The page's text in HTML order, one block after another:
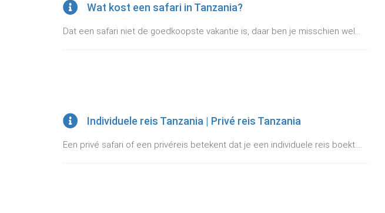
Wat kost een safari in Tanzania?
Dat een safari niet de goedkoopste vakantie is, daar ben je misschien wel...
Individuele reis Tanzania | Privé reis Tanzania
Een privé safari of een privéreis betekent dat je een individuele reis boekt....